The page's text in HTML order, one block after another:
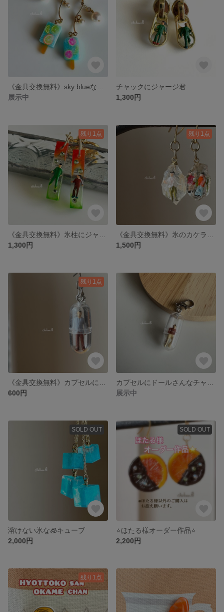
展示中
チャックにジャージ君
1,300円
残り1点
1,300円
残り1点
1,500円
残り1点
600円
展示中
SOLD OUT
溶けない氷な🧊キューブ
2,000円
SOLD OUT
⭐️ほたる様オーダー作品⭐️
2,200円
残り1点